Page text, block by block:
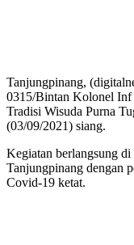
Tanjungpinang,
0315/Bintan Kolonel Inf
Tradisi Wisuda Purna
(03/09/2021) siang.
Kegiatan berlangsung
Tanjungpinang dengan
Covid-19 ketat.